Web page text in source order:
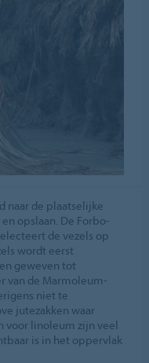
naar de plaatselijke
opslaan. De Forbo-
de vezels op
wordt eerst
geweven tot
van de Marmoleum-
niet te
jutezakken waar
voor linoleum zijn veel
is in het oppervlak